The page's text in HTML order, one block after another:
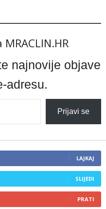
najnovije objave
adresu.
Prijavi se
LAJKAJ
SLIJEDI
PRATI